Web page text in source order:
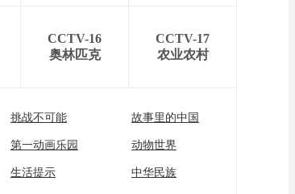
CCTV-16
奥林匹克
CCTV-17
农业农村
挑战不可能 故事里的中国
第一动画乐园 动物世界
生活提示 中华民族